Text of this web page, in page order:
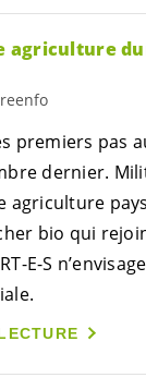
agriculture
premiers pas
dernier.
agriculture
bio qui
E-S